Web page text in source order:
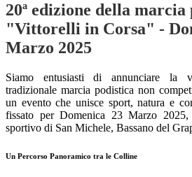
20ª edizione della marcia
"Vittorelli in Corsa" -
Marzo 2025
Siamo entusiasti di annunciare la
tradizionale marcia podistica non
un evento che unisce sport, natura e
fissato per Domenica 23 Marzo
sportivo di San Michele, Bassano del
Un Percorso Panoramico tra le Colline